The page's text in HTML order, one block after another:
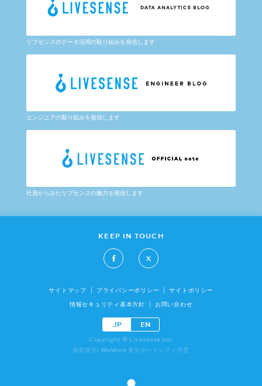
リブセンスのデータ活用の取り組みを発信します
エンジニアの取り組みを発信します
社員からみたリブセンスの魅力を発信します
KEEP IN TOUCH
サイトマップ プライバシーポリシー サイトポリシー
情報セキュリティ基本方針 お問い合わせ
JP EN
Copyright © Livesense Inc.
撮影場所: WeWork 東京ポートシティ竹芝